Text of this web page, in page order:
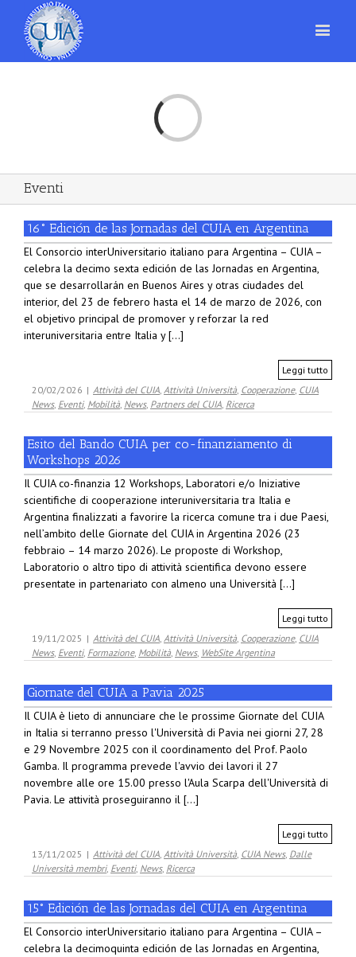
Loading...
Eventi
16° Edición de las Jornadas del CUIA en Argentina
El Consorcio interUniversitario italiano para Argentina – CUIA –
celebra la decimo sexta edición de las Jornadas en Argentina,
que se desarrollarán en Buenos Aires y otras ciudades del
interior, del 23 de febrero hasta el 14 de marzo de 2026, con
el objetivo principal de promover y reforzar la red
interuniversitaria entre Italia y [...]
Leggi tutto
20/02/2026 | Attività del CUIA, Attività Università, Cooperazione, CUIA
News, Eventi, Mobilità, News, Partners del CUIA, Ricerca
Esito del Bando CUIA per co-finanziamento di
Workshops 2026
Il CUIA co-finanzia 12 Workshops, Laboratori e/o Iniziative
scientifiche di cooperazione interuniversitaria tra Italia e
Argentina finalizzati a favorire la ricerca comune tra i due Paesi,
nell’ambito delle Giornate del CUIA in Argentina 2026 (23
febbraio – 14 marzo 2026). Le proposte di Workshop,
Laboratorio o altro tipo di attività scientifica devono essere
presentate in partenariato con almeno una Università [...]
Leggi tutto
19/11/2025 | Attività del CUIA, Attività Università, Cooperazione, CUIA
News, Eventi, Formazione, Mobilità, News, WebSite Argentina
Giornate del CUIA a Pavia 2025
Il CUIA è lieto di annunciare che le prossime Giornate del CUIA
in Italia si terranno presso l'Università di Pavia nei giorni 27, 28
e 29 Novembre 2025 con il coordinamento del Prof. Paolo
Gamba. Il programma prevede l'avvio dei lavori il 27
novembre alle ore 15.00 presso l'Aula Scarpa dell'Università di
Pavia. Le attività proseguiranno il [...]
Leggi tutto
13/11/2025 | Attività del CUIA, Attività Università, CUIA News, Dalle
Università membri, Eventi, News, Ricerca
15° Edición de las Jornadas del CUIA en Argentina
El Consorcio interUniversitario italiano para Argentina – CUIA –
celebra la decimoquinta edición de las Jornadas en Argentina,